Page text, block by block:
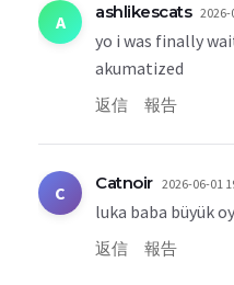
A ashlikescats 2026-
yo i was finally
akumatized
返信 報告
C Catnoir 2026-06-01
luka baba büyük
返信 報告